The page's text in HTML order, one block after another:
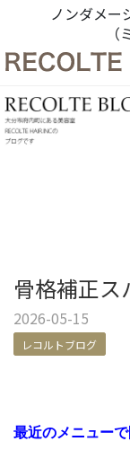
ノンダメー
骨格補正ス
2026-05-15
レコルトブログ
最近のメニューで